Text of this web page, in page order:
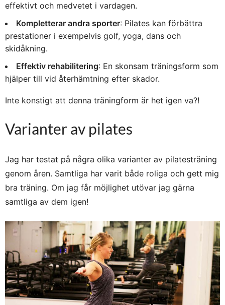
effektivt och medvetet i vardagen.
Kompletterar andra sporter: Pilates kan förbättra
prestationer i exempelvis golf, yoga, dans och
skidåkning.
Effektiv rehabilitering: En skonsam träningsform som
hjälper till vid återhämtning efter skador.
Inte konstigt att denna träningform är het igen va?!
Varianter av pilates
Jag har testat på några olika varianter av pilatesträning
genom åren. Samtliga har varit både roliga och gett mig
bra träning. Om jag får möjlighet utövar jag gärna
samtliga av dem igen!